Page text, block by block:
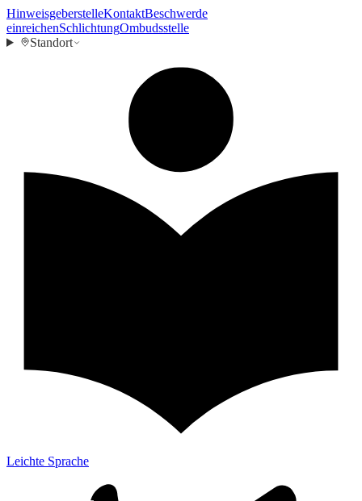
HinweisgeberstelleKontaktBeschwerde
einreichenSchlichtungOmbudsstelle
Standort
Leichte Sprache